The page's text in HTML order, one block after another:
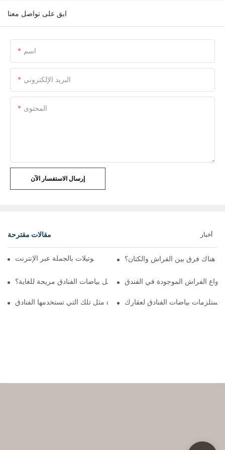
ابق على تواصل معنا
اسم
البريد الإلكتروني
المحتوى
إرسال الاستفسار الآن
مقالات مقترحة أخبار
اشترِ أغطية أسرّة الفنادق والموتيلات بالجملة عبر الإنترنت
هناك فرق بين الفراش والكتان؟
ما الذي يجعل بياضات الفنادق مريحة للغاية؟الفراش الموجودة في الفندق
كيفية العثور على ملاءات عالية الجودة مثل تلك التي تستخدمها الفنادق
مستلزمات بياضات الفنادق لعقارك